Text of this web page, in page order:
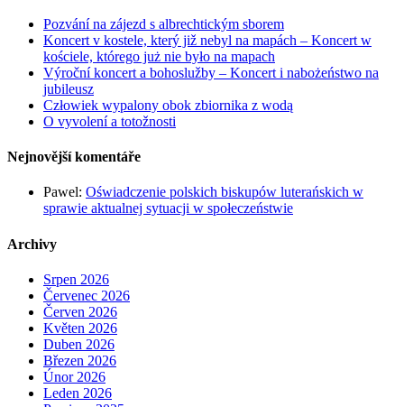
Pozvání na zájezd s albrechtickým sborem
Koncert v kostele, který již nebyl na mapách – Koncert w
kościele, którego już nie było na mapach
Výroční koncert a bohoslužby – Koncert i nabożeństwo na
jubileusz
Człowiek wypalony obok zbiornika z wodą
O vyvolení a totožnosti
Nejnovější komentáře
Pawel: Oświadczenie polskich biskupów luterańskich w
sprawie aktualnej sytuacji w społeczeństwie
Archivy
Srpen 2026
Červenec 2026
Červen 2026
Květen 2026
Duben 2026
Březen 2026
Únor 2026
Leden 2026